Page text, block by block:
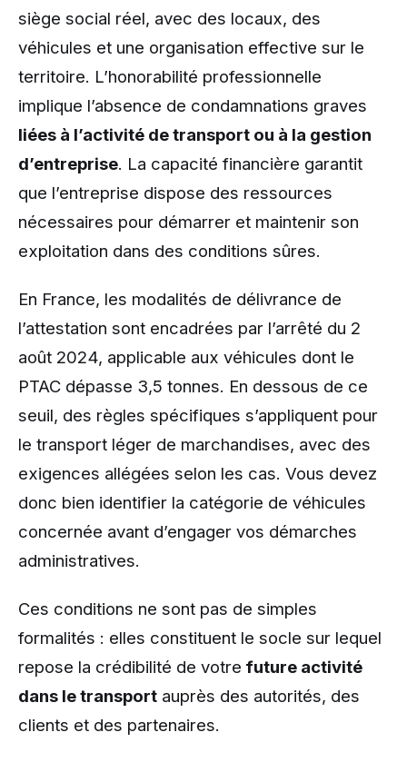
siège social réel, avec des locaux, des
véhicules et une organisation effective sur le
territoire. L’honorabilité professionnelle
implique l’absence de condamnations graves
liées à l’activité de transport ou à la gestion
d’entreprise. La capacité financière garantit
que l’entreprise dispose des ressources
nécessaires pour démarrer et maintenir son
exploitation dans des conditions sûres.
En France, les modalités de délivrance de
l’attestation sont encadrées par l’arrêté du 2
août 2024, applicable aux véhicules dont le
PTAC dépasse 3,5 tonnes. En dessous de ce
seuil, des règles spécifiques s’appliquent pour
le transport léger de marchandises, avec des
exigences allégées selon les cas. Vous devez
donc bien identifier la catégorie de véhicules
concernée avant d’engager vos démarches
administratives.
Ces conditions ne sont pas de simples
formalités : elles constituent le socle sur lequel
repose la crédibilité de votre future activité
dans le transport auprès des autorités, des
clients et des partenaires.